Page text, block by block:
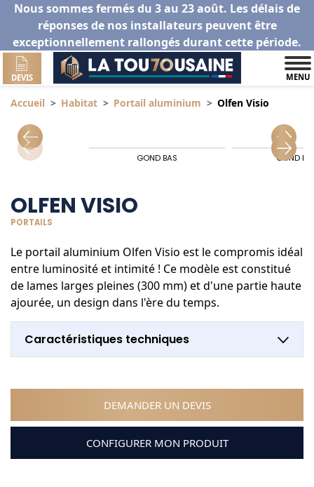
Nous sommes fermés du 3 au 23 août. Les délais de
réponses de nos installateurs peuvent être
exceptionnellement rallongés durant cette période.
DEVIS MENU
Accueil Habitat Portail aluminium Olfen Visio
GOND BAS GOND
OLFEN VISIO
PORTAILS
Le portail aluminium Olfen Visio est le compromis idéal
entre luminosité et intimité ! Ce modèle est constitué
de lames larges pleines (300 mm) et d'une partie haute
ajourée, un design dans l'ère du temps.
Caractéristiques techniques
DEMANDER UN DEVIS
CONFIGURER MON PRODUIT